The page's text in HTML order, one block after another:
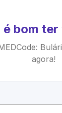
é bom
agora!